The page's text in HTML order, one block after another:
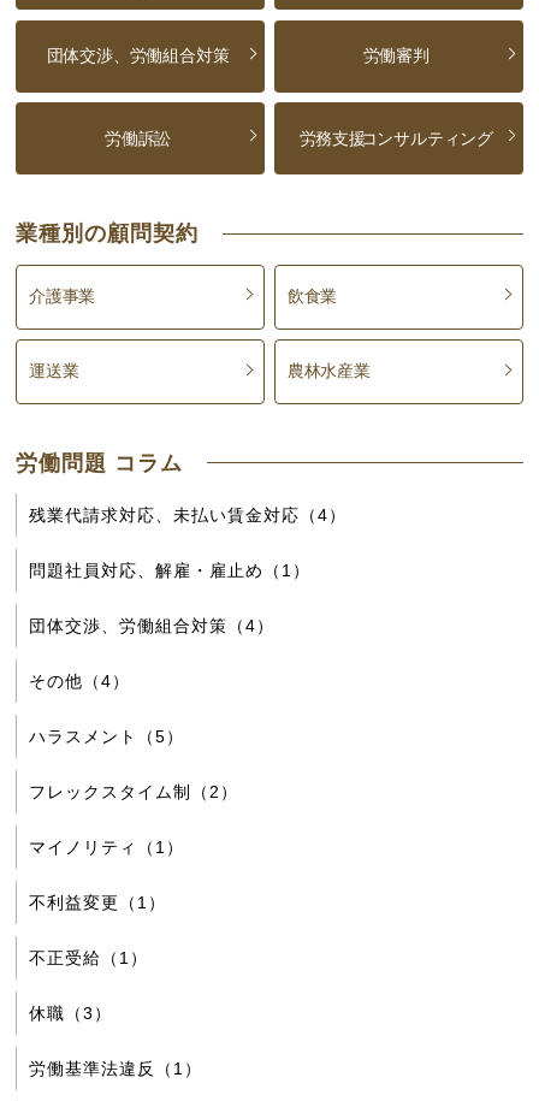
団体交渉、労働組合対策 労働審判
労働訴訟 労務支援コンサルティング
業種別の顧問契約
介護事業 飲食業
運送業 農林水産業
労働問題 コラム
残業代請求対応、未払い賃金対応（4）
問題社員対応、解雇・雇止め（1）
団体交渉、労働組合対策（4）
その他（4）
ハラスメント（5）
フレックスタイム制（2）
マイノリティ（1）
不利益変更（1）
不正受給（1）
休職（3）
労働基準法違反（1）